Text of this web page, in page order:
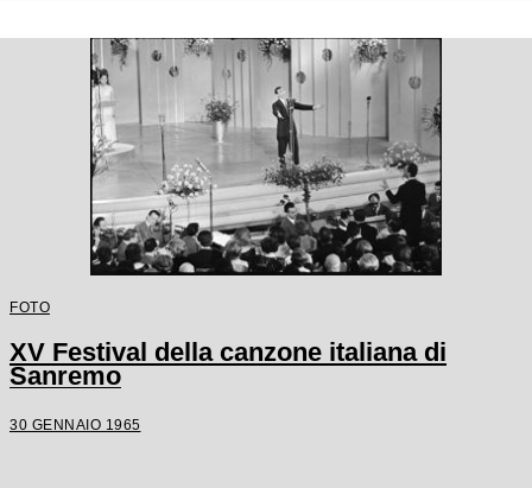
FOTO
XV Festival della canzone italiana di
Sanremo
30 GENNAIO 1965